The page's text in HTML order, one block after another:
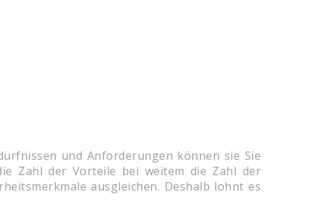
und Anforderungen können sie Sie
Zahl der Vorteile bei weitem die Zahl der
ausgleichen. Deshalb lohnt es